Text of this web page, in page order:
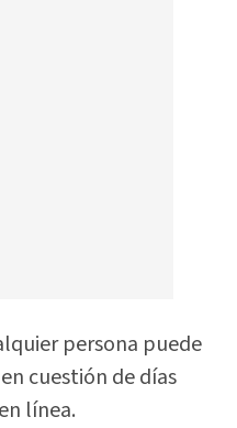
persona puede
cuestión de días
línea.